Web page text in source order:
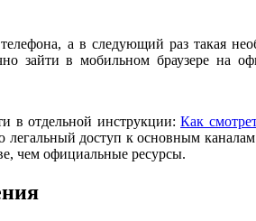
а в следующий раз такая
зайти в мобильном браузере на
в отдельной инструкции: Как
доступ к основным
чем официальные ресурсы.